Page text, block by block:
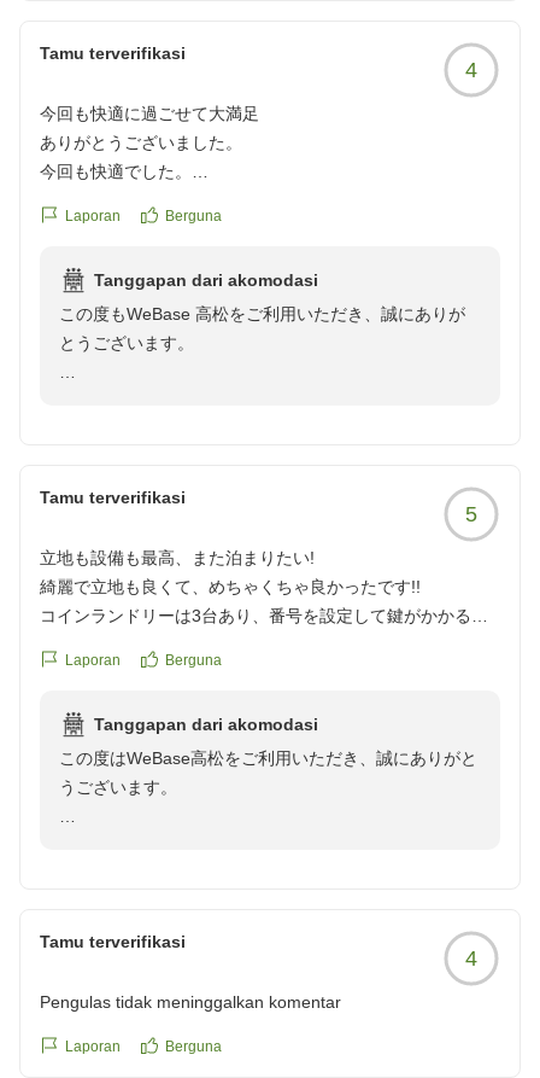
Tamu terverifikasi
4
今回も快適に過ごせて大満足
ありがとうございました。
今回も快適でした。
https://review.travel.rakuten.co.jp/hotel/voice/168533?
Laporan Berguna
Tanggapan dari akomodasi
この度もWeBase 高松をご利用いただき、誠にありが
とうございます。
「今回も快適に過ごせて大満足」とのお言葉を頂戴し、
スタッフ一同大変うれしく拝読いたしました。今回のご
滞在も快適にお過ごしいただけたようで、安心しており
ます。
られるよう、清潔で快適な空間づくりと心を込めたおも
また高松へお越しの際は、ぜひWeBase 高松をご利用
くださいませ。
Tamu terverifikasi
5
立地も設備も最高、また泊まりたい!
綺麗で立地も良くて、めちゃくちゃ良かったです!!
コインランドリーは3台あり、番号を設定して鍵がかかるタ
エレベーターを上がった2階がフロントになります。
貸し出して下さいました。
また泊まりたいホテルです!
他の画像やクチコミの詳細はこちらから
https://review.travel.rakuten.co.jp/hotel/voice/168533?
Laporan Berguna
Tanggapan dari akomodasi
この度はWeBase高松をご利用いただき、誠にありがと
うございます。
「立地も設備も最高、また泊まりたい！」とのお言葉を
いただき、スタッフ一同、大変うれしく拝見いたしまし
館内の設備やコインランドリー、漫画コーナー、朝食の
Tamu terverifikasi
4
Pengulas tidak meninggalkan komentar
Laporan Berguna